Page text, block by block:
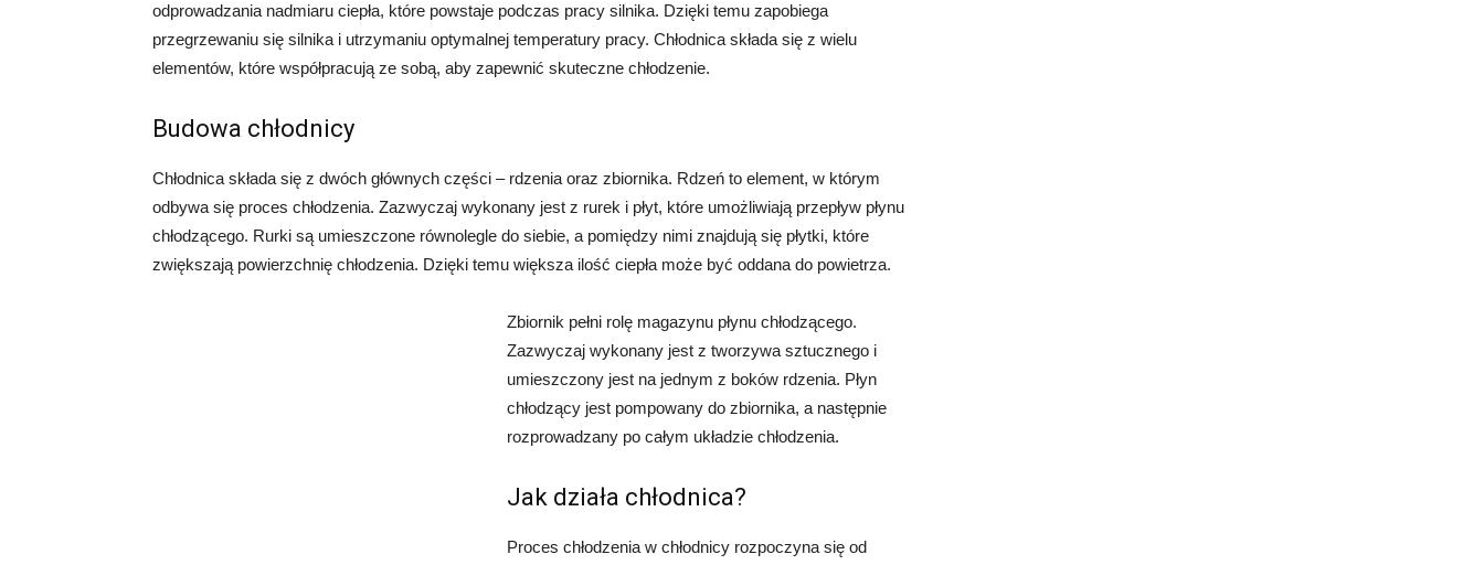
odprowadzania nadmiaru ciepła, które powstaje podczas pracy silnika. Dzięki temu zapobiega
przegrzewaniu się silnika i utrzymaniu optymalnej temperatury pracy. Chłodnica składa się z wielu
elementów, które współpracują ze sobą, aby zapewnić skuteczne chłodzenie.
Budowa chłodnicy
Chłodnica składa się z dwóch głównych części – rdzenia oraz zbiornika. Rdzeń to element, w którym
odbywa się proces chłodzenia. Zazwyczaj wykonany jest z rurek i płyt, które umożliwiają przepływ płynu
chłodzącego. Rurki są umieszczone równolegle do siebie, a pomiędzy nimi znajdują się płytki, które
zwiększają powierzchnię chłodzenia. Dzięki temu większa ilość ciepła może być oddana do powietrza.
Zbiornik pełni rolę magazynu płynu chłodzącego.
Zazwyczaj wykonany jest z tworzywa sztucznego i
umieszczony jest na jednym z boków rdzenia. Płyn
chłodzący jest pompowany do zbiornika, a następnie
rozprowadzany po całym układzie chłodzenia.
Jak działa chłodnica?
Proces chłodzenia w chłodnicy rozpoczyna się od